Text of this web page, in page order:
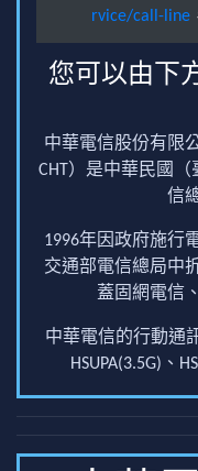
rvice/call-line
您可以由下
中華電信股份有限
CHT）是中華民國
信
1996年因政府施行
交通部電信總局中
蓋固網電信
中華電信的行動通
HSUPA(3.5G)、